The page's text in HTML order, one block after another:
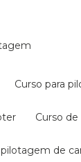
curso para
curso
pilotagem de